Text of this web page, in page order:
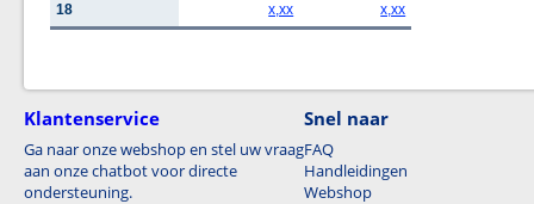
18
x,xx x,xx
Klantenservice
Ga naar onze webshop en stel uw vraag
aan onze chatbot voor directe
ondersteuning.
Snel naar
FAQ
Handleidingen
Webshop